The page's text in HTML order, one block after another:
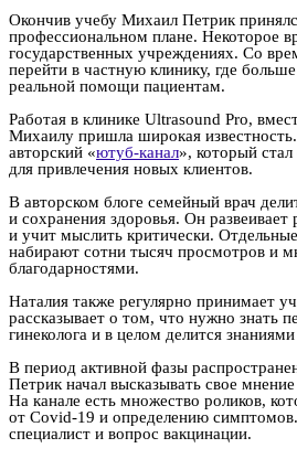
Окончив учебу Михаил Петрик
профессиональном плане. Некоторое
государственных учреждениях. Со
перейти в частную клинику, где
реальной помощи пациентам.
Работая в клинике Ultrasound Pro,
Михаилу пришла широкая
авторский «ютуб-канал», который
для привлечения новых клиентов.
В авторском блоге семейный врач
и сохранения здоровья. Он
и учит мыслить критически.
набирают сотни тысяч просмотров и
благодарностями.
Наталия также регулярно принимает
рассказывает о том, что нужно знать
гинеколога и в целом делится
В период активной фазы
Петрик начал высказывать свое
На канале есть множество роликов,
от Covid-19 и определению
специалист и вопрос вакцинации.